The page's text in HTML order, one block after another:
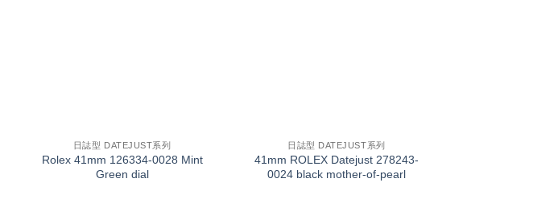
日誌型 DATEJUST系列
Rolex 41mm 126334-0028 Mint
Green dial
日誌型 DATEJUST系列
41mm ROLEX Datejust 278243-
0024 black mother-of-pearl